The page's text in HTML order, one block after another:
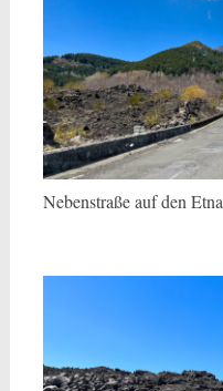
Nebenstraße auf den Etna